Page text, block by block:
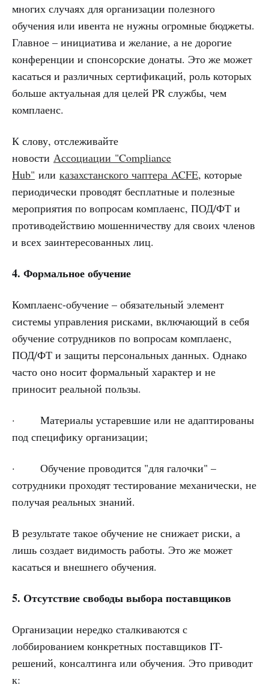
многих случаях для организации полезного
обучения или ивента не нужны огромные бюджеты.
Главное – инициатива и желание, а не дорогие
конференции и спонсорские донаты. Это же может
касаться и различных сертификаций, роль которых
больше актуальная для целей PR службы, чем
комплаенс.
К слову, отслеживайте
новости Ассоциации "Compliance
Hub" или казахстанского чаптера ACFE, которые
периодически проводят бесплатные и полезные
мероприятия по вопросам комплаенс, ПОД/ФТ и
противодействию мошенничеству для своих членов
и всех заинтересованных лиц.
4. Формальное обучение
Комплаенс-обучение – обязательный элемент
системы управления рисками, включающий в себя
обучение сотрудников по вопросам комплаенс,
ПОД/ФТ и защиты персональных данных. Однако
часто оно носит формальный характер и не
приносит реальной пользы.
· Материалы устаревшие или не адаптированы
под специфику организации;
· Обучение проводится "для галочки" –
сотрудники проходят тестирование механически, не
получая реальных знаний.
В результате такое обучение не снижает риски, а
лишь создает видимость работы. Это же может
касаться и внешнего обучения.
5. Отсутствие свободы выбора поставщиков
Организации нередко сталкиваются с
лоббированием конкретных поставщиков IT-
решений, консалтинга или обучения. Это приводит
к: